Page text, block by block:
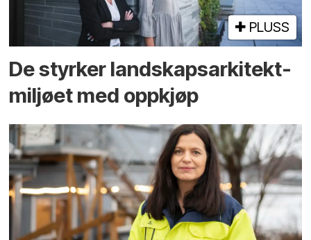
PLUSS
De styrker landskaps­arkitekt­
miljøet med oppkjøp